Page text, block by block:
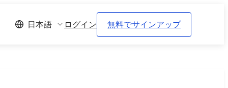
日本語 ログイン 無料でサインアップ